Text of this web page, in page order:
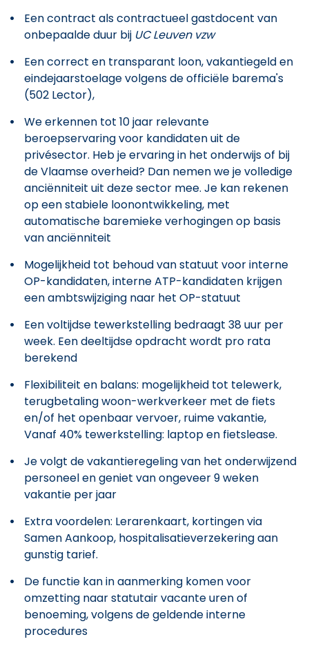
Een contract als contractueel gastdocent van
onbepaalde duur bij UC Leuven vzw
Een correct en transparant loon, vakantiegeld en
eindejaarstoelage volgens de officiële barema's
(502 Lector),
We erkennen tot 10 jaar relevante
beroepservaring voor kandidaten uit de
privésector. Heb je ervaring in het onderwijs of bij
de Vlaamse overheid? Dan nemen we je volledige
anciënniteit uit deze sector mee. Je kan rekenen
op een stabiele loonontwikkeling, met
automatische baremieke verhogingen op basis
van anciënniteit
Mogelijkheid tot behoud van statuut voor interne
OP-kandidaten, interne ATP-kandidaten krijgen
een ambtswijziging naar het OP-statuut
Een voltijdse tewerkstelling bedraagt 38 uur per
week. Een deeltijdse opdracht wordt pro rata
berekend
Flexibiliteit en balans: mogelijkheid tot telewerk,
terugbetaling woon-werkverkeer met de fiets
en/of het openbaar vervoer, ruime vakantie,
Vanaf 40% tewerkstelling: laptop en fietslease.
Je volgt de vakantieregeling van het onderwijzend
personeel en geniet van ongeveer 9 weken
vakantie per jaar
Extra voordelen: Lerarenkaart, kortingen via
Samen Aankoop, hospitalisatieverzekering aan
gunstig tarief.
De functie kan in aanmerking komen voor
omzetting naar statutair vacante uren of
benoeming, volgens de geldende interne
procedures